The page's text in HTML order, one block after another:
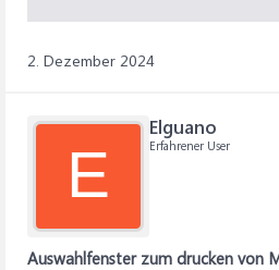
2. Dezember 2024
E
Elguano
Erfahrener User
Auswahlfenster zum drucken von